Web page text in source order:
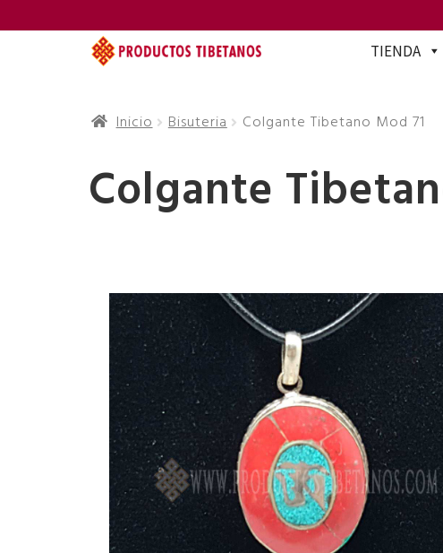
TIENDA
Inicio Bisuteria Colgante Tibetano Mod 71
Colgante